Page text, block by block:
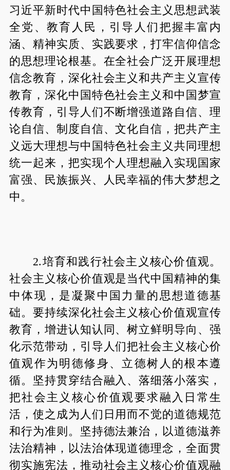
习近平新时代中国特色社会主义思想武装
全党、教育人民，引导人们把握丰富内
涵、精神实质、实践要求，打牢信仰信念
的思想理论根基。在全社会广泛开展理想
信念教育，深化社会主义和共产主义宣传
教育，深化中国特色社会主义和中国梦宣
传教育，引导人们不断增强道路自信、理
论自信、制度自信、文化自信，把共产主
义远大理想与中国特色社会主义共同理想
统一起来，把实现个人理想融入实现国家
富强、民族振兴、人民幸福的伟大梦想之
中。
2.培育和践行社会主义核心价值观。
社会主义核心价值观是当代中国精神的集
中体现，是凝聚中国力量的思想道德基
础。要持续深化社会主义核心价值观宣传
教育，增进认知认同、树立鲜明导向、强
化示范带动，引导人们把社会主义核心价
值观作为明德修身、立德树人的根本遵
循。坚持贯穿结合融入、落细落小落实，
把社会主义核心价值观要求融入日常生
活，使之成为人们日用而不觉的道德规范
和行为准则。坚持德法兼治，以道德滋养
法治精神，以法治体现道德理念，全面贯
彻实施宪法，推动社会主义核心价值观融